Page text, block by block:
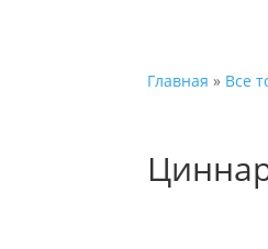
Главная » Все